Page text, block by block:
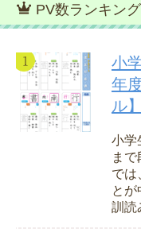
PV数ランキング
小
年
ル
小学
ま
では
とが
訓読